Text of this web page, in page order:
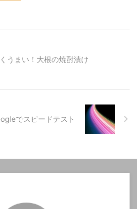
うまい！大根の焼酎漬け
でスピードテスト